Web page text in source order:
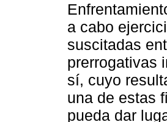
a cabo
suscitadas
prerrogativas
sí, cuyo
una de estas
pueda dar